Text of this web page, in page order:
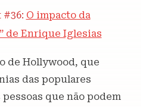
#36: O impacto da
de Enrique Iglesias
de Hollywood, que
das populares
que não podem